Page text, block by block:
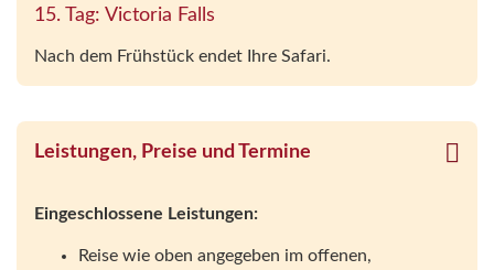
15. Tag: Victoria Falls
Nach dem Frühstück endet Ihre Safari.
Leistungen, Preise und Termine
Eingeschlossene Leistungen:
Reise wie oben angegeben im offenen,